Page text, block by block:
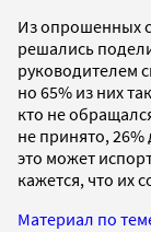
Из опрошенных
решались
руководителем
но 65% из них
кто не
не принято, 26%
это может
кажется, что их
Материал по